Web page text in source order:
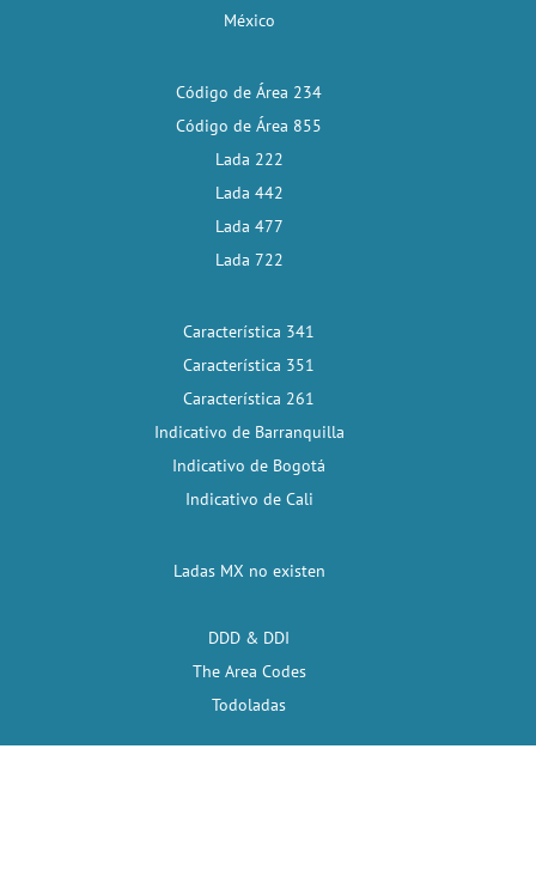
México
Código de Área 234
Código de Área 855
Lada 222
Lada 442
Lada 477
Lada 722
Característica 341
Característica 351
Característica 261
Indicativo de Barranquilla
Indicativo de Bogotá
Indicativo de Cali
Ladas MX no existen
DDD & DDI
The Area Codes
Todoladas